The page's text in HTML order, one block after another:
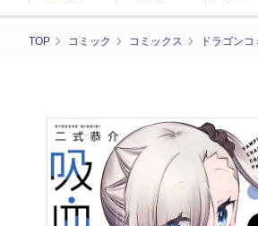
TOP コミック コミックス ドラゴン